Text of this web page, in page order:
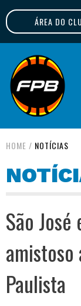
ÁREA DO
FPB
HOME / NOTÍCIAS
São
Paulista